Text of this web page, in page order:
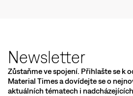
Newsletter
Zůstaňme ve spojení. Přihlašte se k
Material Times a dovídejte se o
aktuálních tématech i